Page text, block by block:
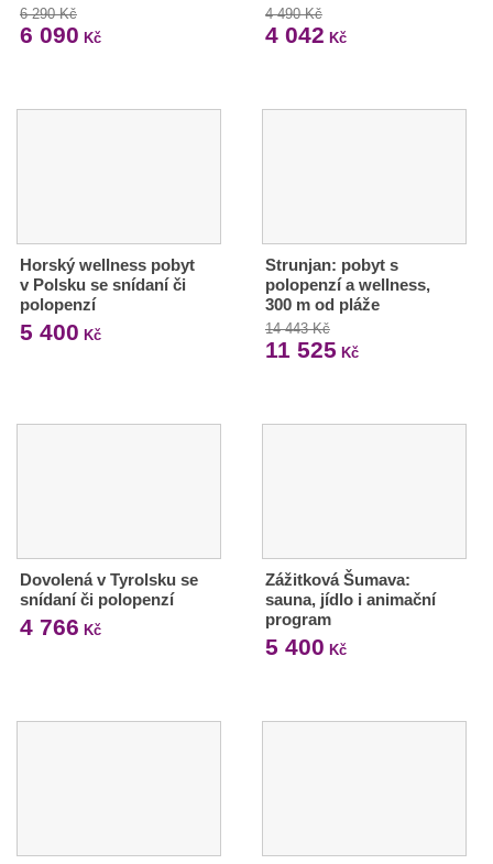
6 290 Kč
6 090 Kč
4 490 Kč
4 042 Kč
Horský wellness pobyt
v Polsku se snídaní či
polopenzí
5 400 Kč
Strunjan: pobyt s
polopenzí a wellness,
300 m od pláže
14 443 Kč
11 525 Kč
Dovolená v Tyrolsku se
snídaní či polopenzí
4 766 Kč
Zážitková Šumava:
sauna, jídlo i animační
program
5 400 Kč